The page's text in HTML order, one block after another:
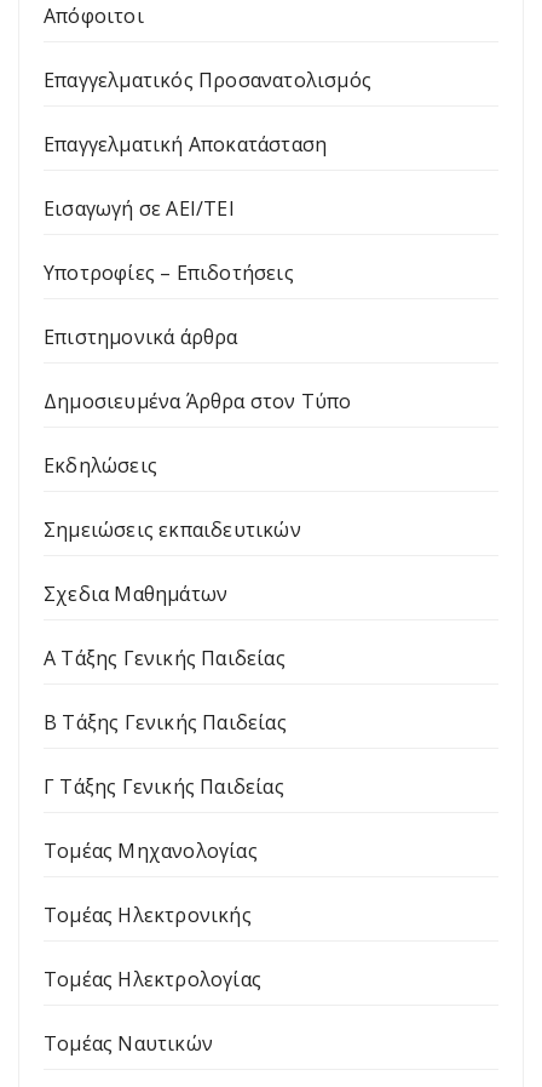
Απόφοιτοι
Επαγγελματικός Προσανατολισμός
Επαγγελματική Αποκατάσταση
Εισαγωγή σε ΑΕΙ/ΤΕΙ
Υποτροφίες – Επιδοτήσεις
Επιστημονικά άρθρα
Δημοσιευμένα Άρθρα στον Τύπο
Εκδηλώσεις
Σημειώσεις εκπαιδευτικών
Σχεδια Μαθημάτων
Α Τάξης Γενικής Παιδείας
Β Τάξης Γενικής Παιδείας
Γ Τάξης Γενικής Παιδείας
Τομέας Μηχανολογίας
Τομέας Ηλεκτρονικής
Τομέας Ηλεκτρολογίας
Τομέας Ναυτικών